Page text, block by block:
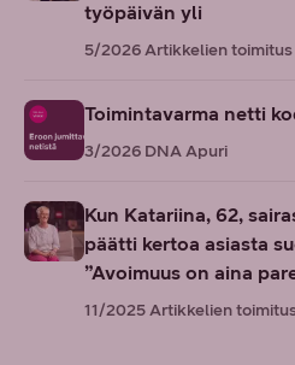
työpäivän yli
5/2026Artikkelien toimitus
Toimintavarma netti
3/2026 DNA Apuri
Kun Katariina, 62,
päätti kertoa asiasta
”Avoimuus on aina
11/2025Artikkelien